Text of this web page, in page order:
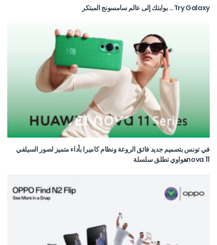
Try Galaxy… بوابتك إلى عالم سامسونج المبتكر
في تونس بتصميم جديد فائق الروعة ونظام كاميرا بأداء متميز لصور السيلفي
nova 11هواوي تطلق سلسلة